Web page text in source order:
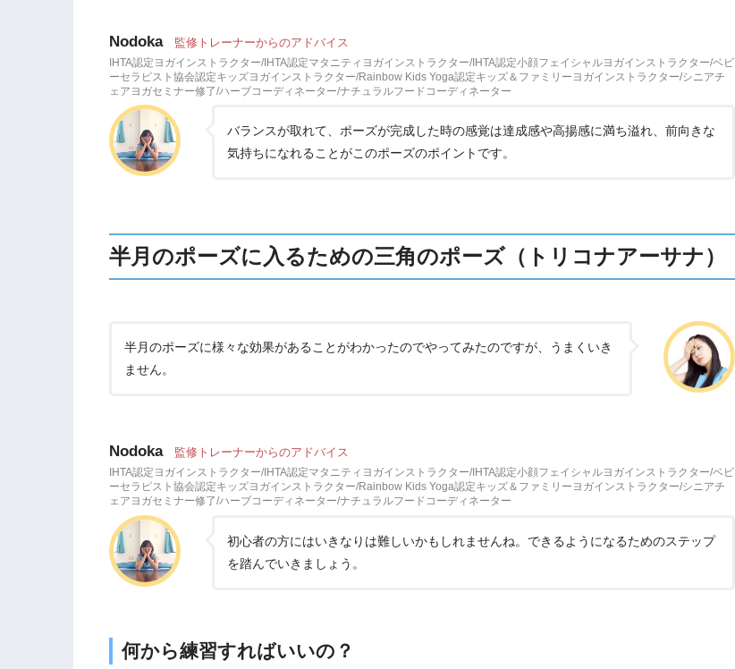
Nodoka 監修トレーナーからのアドバイス
IHTA認定ヨガインストラクター/IHTA認定マタニティヨガインストラクター/IHTA認定小顔フェイシャルヨガインストラクター/ベビ
ーセラピスト協会認定キッズヨガインストラクター/Rainbow Kids Yoga認定キッズ＆ファミリーヨガインストラクター/シニアチ
ェアヨガセミナー修了/ハーブコーディネーター/ナチュラルフードコーディネーター
バランスが取れて、ポーズが完成した時の感覚は達成感や高揚感に満ち溢れ、前向きな
気持ちになれることがこのポーズのポイントです。
半月のポーズに入るための三角のポーズ（トリコナアーサナ）
半月のポーズに様々な効果があることがわかったのでやってみたのですが、うまくいき
ません。
Nodoka 監修トレーナーからのアドバイス
IHTA認定ヨガインストラクター/IHTA認定マタニティヨガインストラクター/IHTA認定小顔フェイシャルヨガインストラクター/ベビ
ーセラピスト協会認定キッズヨガインストラクター/Rainbow Kids Yoga認定キッズ＆ファミリーヨガインストラクター/シニアチ
ェアヨガセミナー修了/ハーブコーディネーター/ナチュラルフードコーディネーター
初心者の方にはいきなりは難しいかもしれませんね。できるようになるためのステップ
を踏んでいきましょう。
何から練習すればいいの？